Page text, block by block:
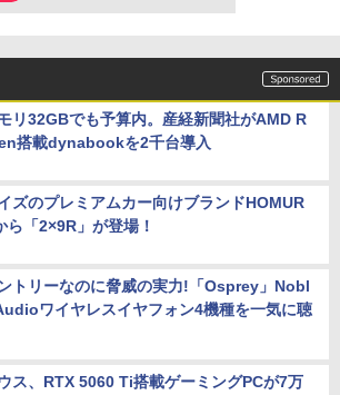
リ32GBでも予算内。産経新聞社がAMD R
搭載dynabookを2千台導入
ズのプレミアムカー向けブランドHOMUR
ら「2×9R」が登場！
トリーなのに脅威の実力!「Osprey」Nobl
ワイヤレスイヤフォン4機種を一気に聴
ス、RTX 5060 Ti搭載ゲーミングPCが7万